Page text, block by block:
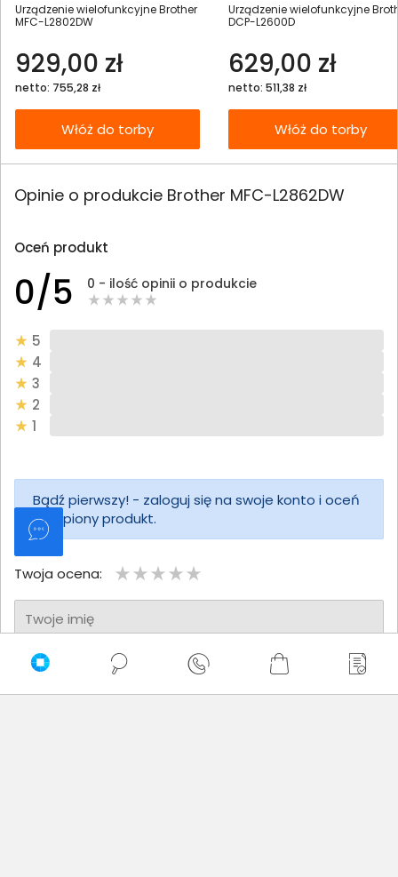
Urządzenie wielofunkcyjne Brother
MFC-L2802DW
929,00 zł
netto: 755,28 zł
Włóż do torby
Urządzenie wielofunkcyjne
DCP-L2600D
629,00 zł
netto: 511,38 zł
Włóż do torby
Opinie o produkcie Brother MFC-L2862DW
Oceń produkt
0/5 0 - ilość opinii o produkcie
5
4
3
2
1
Bądź pierwszy! - zaloguj się na swoje konto i oceń
zakupiony produkt.
Twoja ocena:
Twoje imię
Twoja opinia